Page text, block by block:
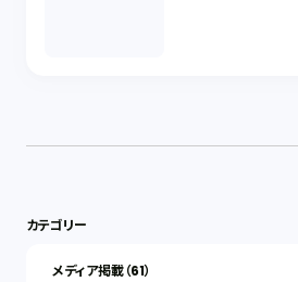
カテゴリー
メディア掲載（61）